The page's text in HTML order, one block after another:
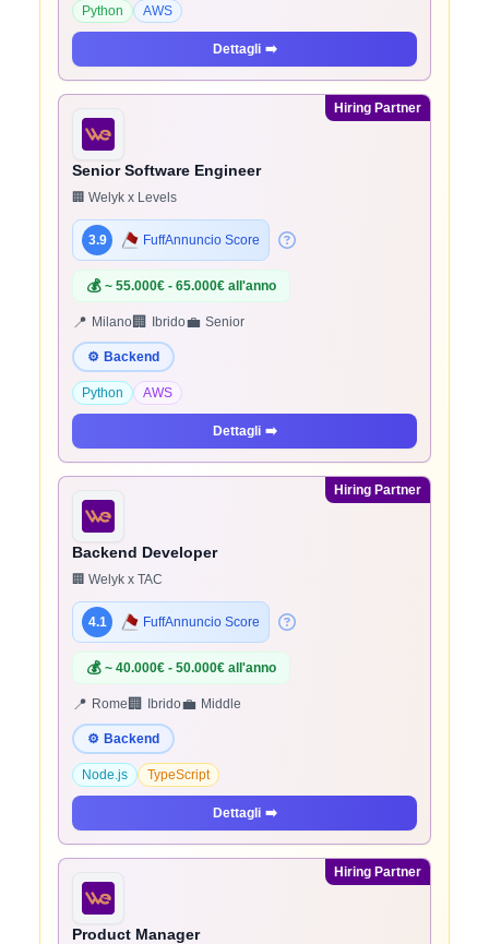
Python AWS
Dettagli ➡️
Hiring Partner
Senior Software Engineer
🏢 Welyk x Levels
3.9 FuffAnnuncio Score
💰 ~ 55.000€ - 65.000€ all'anno
📍 Milano🏢 Ibrido💼 Senior
⚙️ Backend
Python AWS
Dettagli ➡️
Hiring Partner
Backend Developer
🏢 Welyk x TAC
4.1 FuffAnnuncio Score
💰 ~ 40.000€ - 50.000€ all'anno
📍 Rome 🏢 Ibrido💼 Middle
⚙️ Backend
Node.js TypeScript
Dettagli ➡️
Hiring Partner
Product Manager